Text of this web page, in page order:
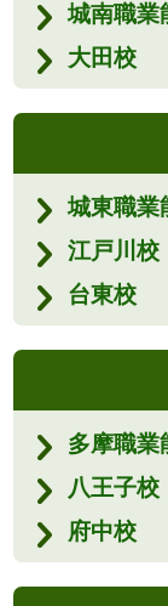
城南職業
大田校
城東職業
江戸川校
台東校
多摩職業
八王子校
府中校